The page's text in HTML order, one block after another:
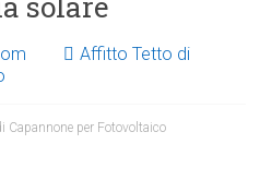
Affitto Tetto di
Capannone per Fotovoltaico